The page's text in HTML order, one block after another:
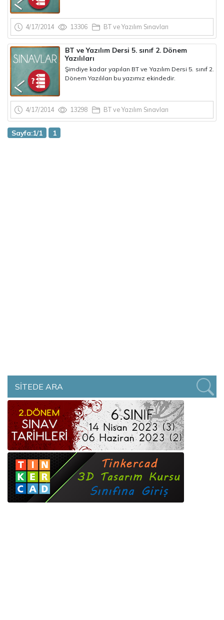
4/17/2014 13306 BT ve Yazılım Sınavları
BT ve Yazılım Dersi 5. sınıf 2. Dönem
Yazılıları
Şimdiye kadar yapılan BT ve Yazılım Dersi 5. sınıf 2.
Dönem Yazılıları bu yazımız ekindedir.
4/17/2014 13298 BT ve Yazılım Sınavları
Sayfa:1/1 1
SİTEDE ARA